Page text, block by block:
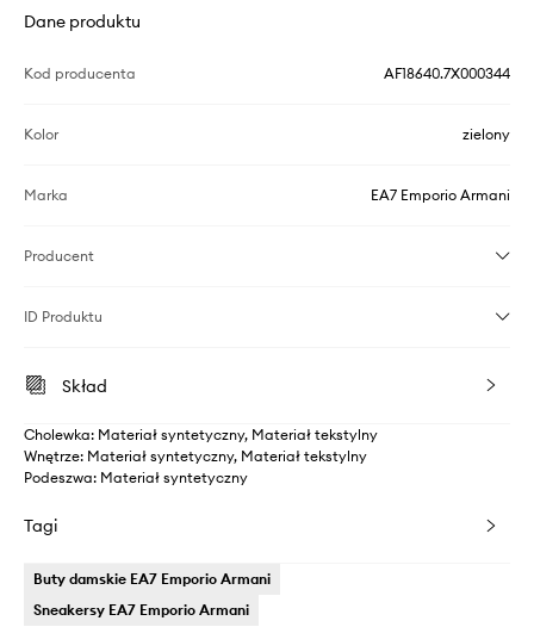
Dane produktu
Kod producenta AF18640.7X000344
Kolor zielony
Marka EA7 Emporio Armani
Producent
ID Produktu
Skład
Cholewka: Materiał syntetyczny, Materiał tekstylny
Wnętrze: Materiał syntetyczny, Materiał tekstylny
Podeszwa: Materiał syntetyczny
Tagi
Buty damskie EA7 Emporio Armani
Sneakersy EA7 Emporio Armani